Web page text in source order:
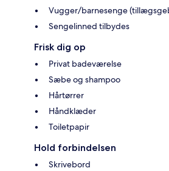
Vugger/barnesenge
Sengelinned tilbydes
Frisk dig op
Privat badeværelse
Sæbe og shampoo
Hårtørrer
Håndklæder
Toiletpapir
Hold forbindelsen
Skrivebord